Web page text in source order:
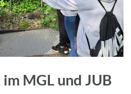
MGL und JUB